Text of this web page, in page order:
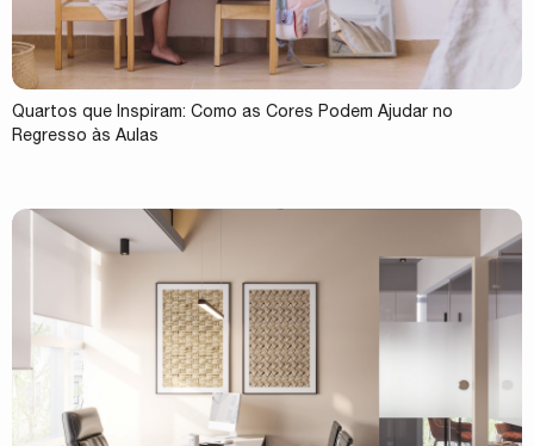
Quartos que Inspiram: Como as Cores Podem Ajudar no
Regresso às Aulas